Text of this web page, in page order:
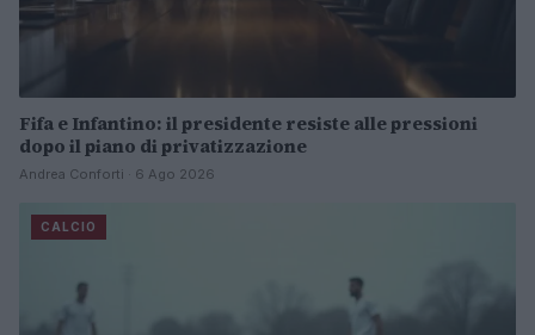
Fifa e Infantino: il presidente resiste alle pressioni
dopo il piano di privatizzazione
Andrea Conforti · 6 Ago 2026
CALCIO